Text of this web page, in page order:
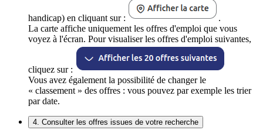
handicap) en cliquant sur :
.
La carte affiche uniquement les offres d'emploi que vous
voyez à l'écran. Pour visualiser les offres d'emploi suivantes,
cliquez sur :
Vous avez également la possibilité de changer le
« classement » des offres : vous pouvez par exemple les trier
par date.
4. Consulter les offres issues de votre recherche